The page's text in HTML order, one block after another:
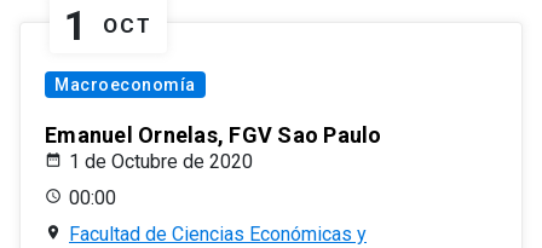
1 OCT
Macroeconomía
Emanuel Ornelas, FGV Sao Paulo
1 de Octubre de 2020
00:00
Facultad de Ciencias Económicas y